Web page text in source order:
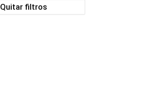
Quitar filtros